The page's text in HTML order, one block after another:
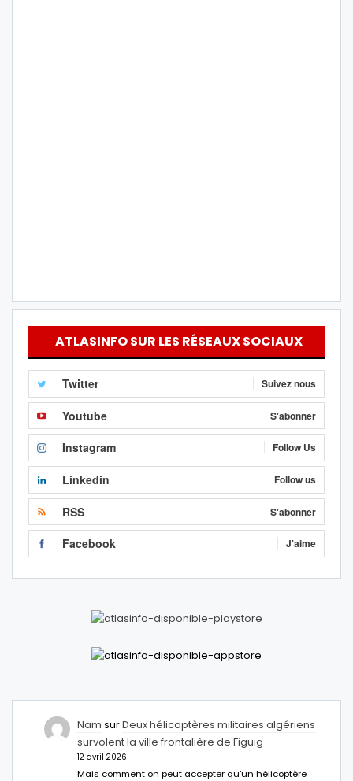
ATLASINFO SUR LES RÉSEAUX SOCIAUX
Twitter Suivez nous
Youtube S'abonner
Instagram Follow Us
Linkedin Follow us
RSS S'abonner
Facebook J'aime
Nam surDeux hélicoptères militaires algériens
survolent la ville frontalière de Figuig
12 avril 2026
Mais comment on peut accepter qu’un hélicoptère